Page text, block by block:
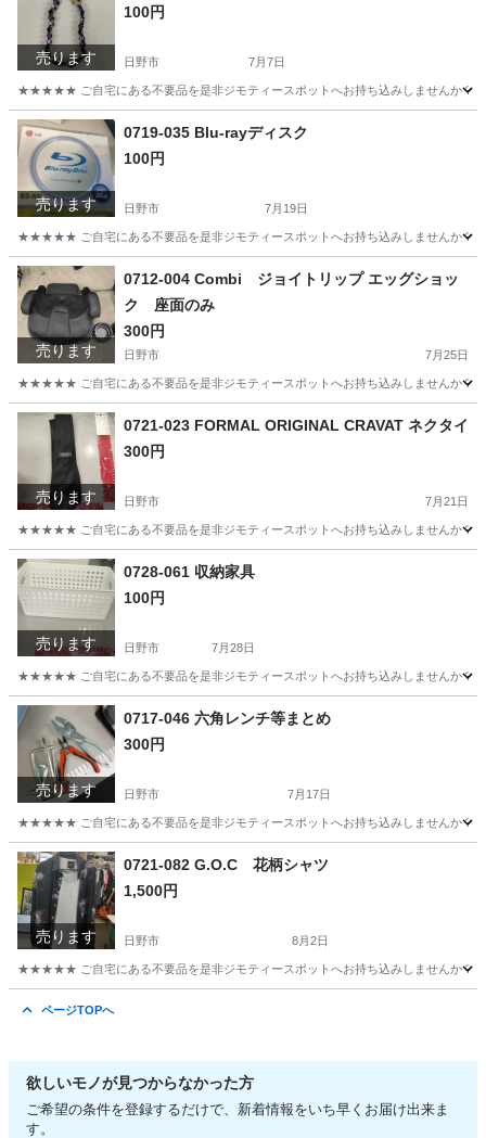
売ります
100円
日野市 7月7日
★★★★★ ご自宅にある不要品を是非ジモティースポットへお持ち込みしませんか？
東京 日野市
売ります
0719-035 Blu-rayディスク
100円
日野市 7月19日
★★★★★ ご自宅にある不要品を是非ジモティースポットへお持ち込みしませんか？
東京 日野市 映像プレーヤー、レコーダー 現地
売ります
0712-004 Combi ジョイトリップ エッグショッ
ク 座面のみ
300円
日野市 7月25日
★★★★★ ご自宅にある不要品を是非ジモティースポットへお持ち込みしませんか？
東京 日野市
売ります
0721-023 FORMAL ORIGINAL CRAVAT ネクタイ
300円
日野市 7月21日
★★★★★ ご自宅にある不要品を是非ジモティースポットへお持ち込みしませんか？
東京 日野市 現地
売ります
0728-061 収納家具
100円
日野市 7月28日
★★★★★ ご自宅にある不要品を是非ジモティースポットへお持ち込みしませんか？
東京 日野市 現地
売ります
0717-046 六角レンチ等まとめ
300円
日野市 7月17日
★★★★★ ご自宅にある不要品を是非ジモティースポットへお持ち込みしませんか？
東京 日野市
売ります
0721-082 G.O.C 花柄シャツ
1,500円
日野市 8月2日
★★★★★ ご自宅にある不要品を是非ジモティースポットへお持ち込みしませんか？
ページTOPへ
欲しいモノが見つからなかった方
ご希望の条件を登録するだけで、新着情報をいち早くお届け出来ま
す。